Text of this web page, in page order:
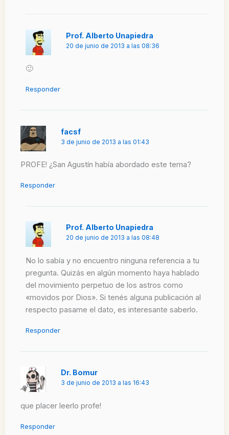
Prof. Alberto Unapiedra
20 de junio de 2013 a las 08:36
🙂
Responder
facsf
3 de junio de 2013 a las 01:43
PROFE! ¿San Agustín había abordado este tema?
Responder
Prof. Alberto Unapiedra
20 de junio de 2013 a las 08:48
No lo sabía y no encuentro ninguna referencia a tu
pregunta. Quizás en algún momento haya hablado
del movimiento perpetuo de los astros como
«movidos por Dios». Si tenés alguna publicación al
respecto pasame el dato, es interesante saberlo.
Responder
Dr. Bomur
3 de junio de 2013 a las 16:43
que placer leerlo profe!
Responder